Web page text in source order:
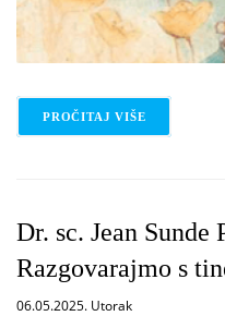
PROČITAJ VIŠE
Dr. sc. Jean Sunde
Razgovarajmo s
06.05.2025. Utorak